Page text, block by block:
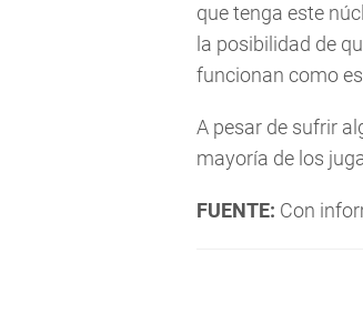
que tenga este
la posibilidad de
funcionan como
A pesar de sufrir
mayoría de los
FUENTE: Con